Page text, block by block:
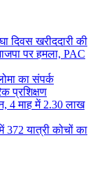
दिवस खरीददारी की
पर हमला, PAC
का संपर्क
प्रशिक्षण
4 माह में 2.30 लाख
372 यात्री कोचों का